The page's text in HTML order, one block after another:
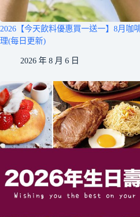
2026【今天飲料優惠買一送一】8月咖
理(每日更新)
2026 年 8 月 6 日